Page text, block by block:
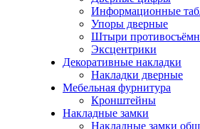
Информационные
Упоры дверные
Штыри
Эксцентрики
Декоративные накладки
Накладки дверные
Мебельная фурнитура
Кронштейны
Накладные замки
Накладные замки